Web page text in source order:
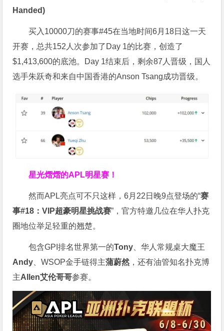
Handed)
买入10000刀的赛事#45在当地时间6月18日这一天
开赛，总共152人次参加了Day 1的比赛，创造了
$1,413,600的底池。Day 1结束后，剩余87人晋级，国人
选手朱跃奇和来自中国香港的Anson Tsang成功晋级。
星光熠熠的APL明星赛！
然而APL亮点可不只这样，6月22日晚9点登场的“赛
事#18：VIP超豪明星挑战赛”，官方特邀几位在华人扑克
圈地位举足轻重的翘楚。
包含GPI排名世界第一的Tony、华人常规桌大魔王
Andy、WSOP金手链得主蒲蔚然 ，还有油管知名扑克博
主Allen艾伦哥哥参赛。